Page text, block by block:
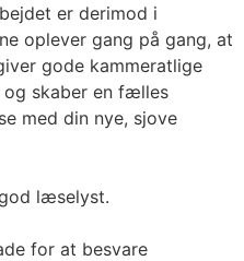
er derimod i
oplever gang på gang, at
gode kammeratlige
skaber en fælles
med din nye, sjove
læselyst.
for at besvare